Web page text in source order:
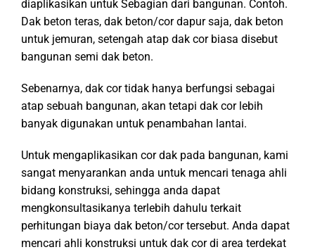
diaplikasikan untuk Sebagian dari bangunan. Contoh.
Dak beton teras, dak beton/cor dapur saja, dak beton
untuk jemuran, setengah atap dak cor biasa disebut
bangunan semi dak beton.
Sebenarnya, dak cor tidak hanya berfungsi sebagai
atap sebuah bangunan, akan tetapi dak cor lebih
banyak digunakan untuk penambahan lantai.
Untuk mengaplikasikan cor dak pada bangunan, kami
sangat menyarankan anda untuk mencari tenaga ahli
bidang konstruksi, sehingga anda dapat
mengkonsultasikanya terlebih dahulu terkait
perhitungan biaya dak beton/cor tersebut. Anda dapat
mencari ahli konstruksi untuk dak cor di area terdekat